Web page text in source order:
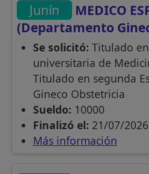
Junín
MEDICO
(Departamento
Se solicitó: Titulado
universitaria de
Titulado en segunda
Gineco Obstetricia
Sueldo: 10000
Finalizó el: 21/07/2026
Más información